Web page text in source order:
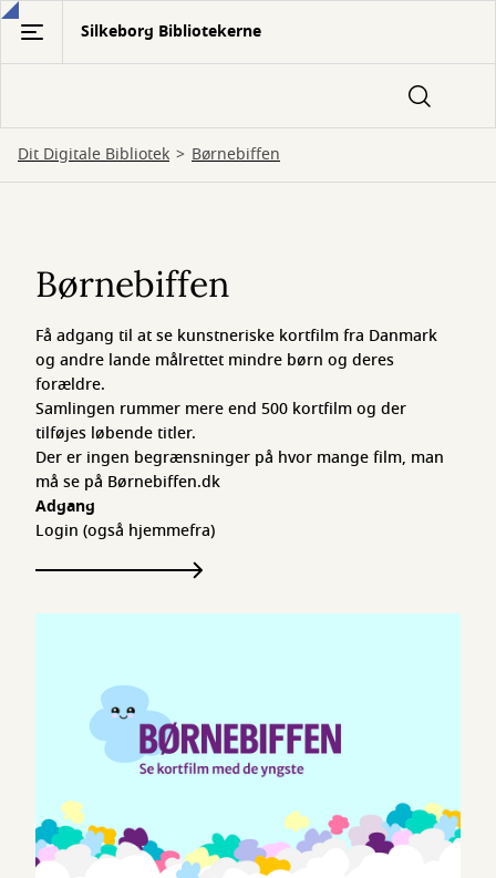
Gå
hovedindhold
Silkeborg Bibliotekerne
Dit Digitale Bibliotek Børnebiffen
Børnebiffen
Få adgang til at se kunstneriske kortfilm fra Danmark
og andre lande målrettet mindre børn og deres
forældre.
Samlingen rummer mere end 500 kortfilm og der
tilføjes løbende titler.
Der er ingen begrænsninger på hvor mange film, man
må se på Børnebiffen.dk
Adgang
Login (også hjemmefra)